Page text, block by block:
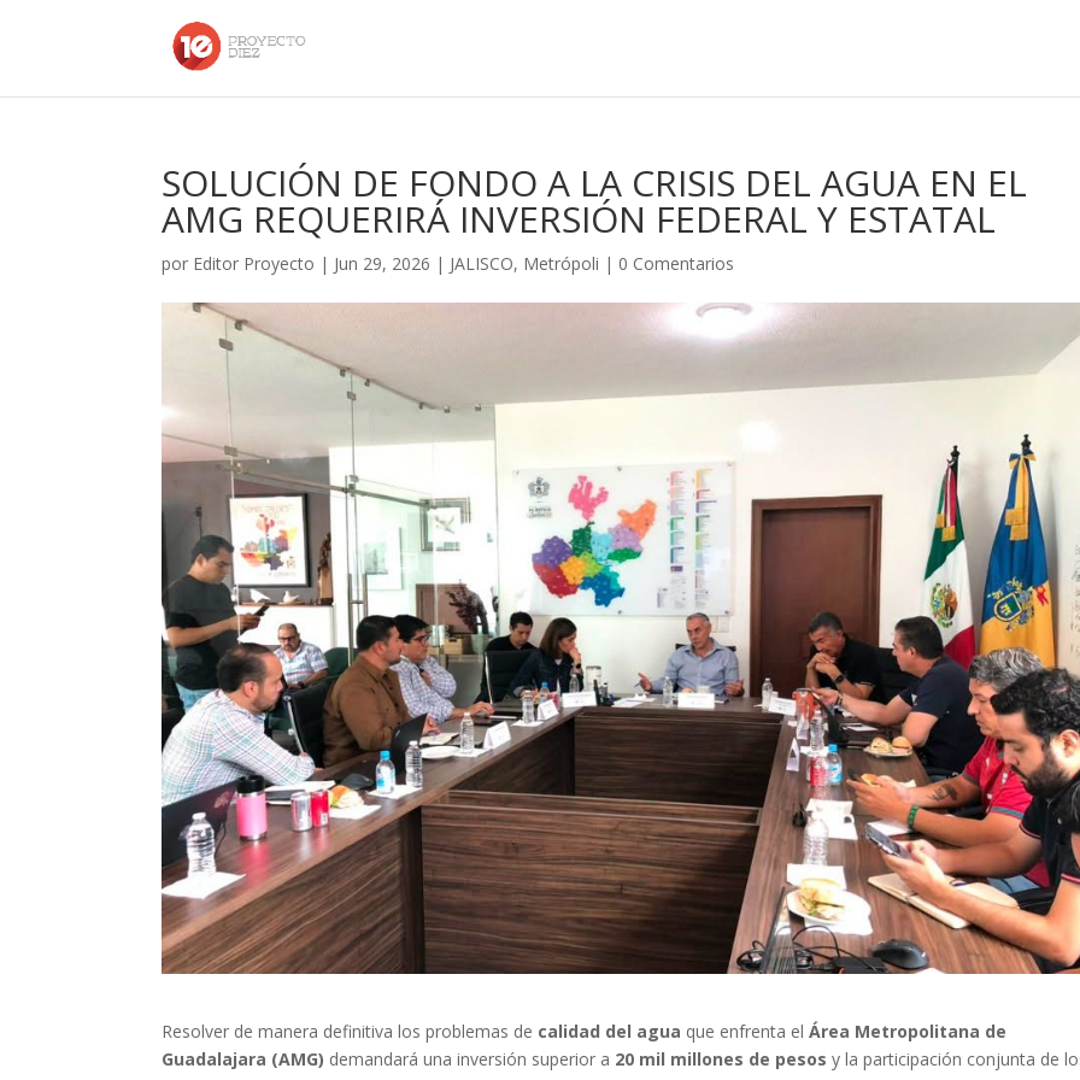
SOLUCIÓN DE FONDO A LA CRISIS DEL AGUA EN EL
AMG REQUERIRÁ INVERSIÓN FEDERAL Y ESTATAL
por Editor Proyecto | Jun 29, 2026 | JALISCO, Metrópoli | 0 Comentarios
Resolver de manera definitiva los problemas de calidad del agua que enfrenta elÁrea Metropolitana de
Guadalajara (AMG) demandará una inversión superior a 20 mil millones de pesos y la participación conjunta de